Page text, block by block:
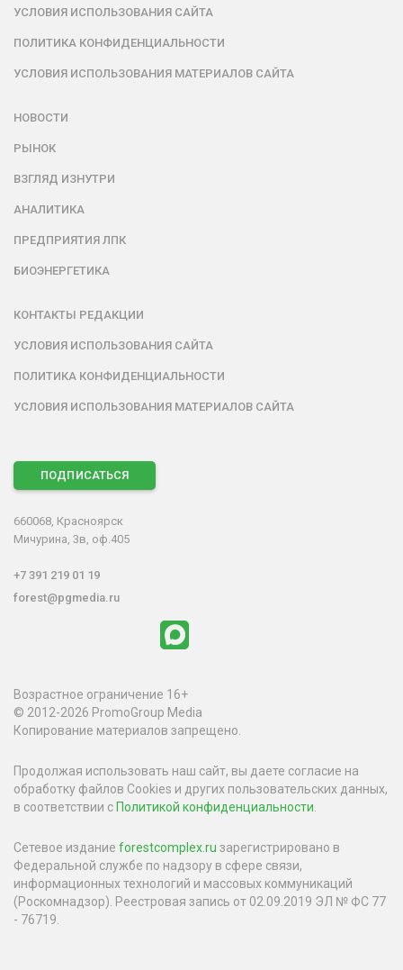
УСЛОВИЯ ИСПОЛЬЗОВАНИЯ САЙТА
ПОЛИТИКА КОНФИДЕНЦИАЛЬНОСТИ
УСЛОВИЯ ИСПОЛЬЗОВАНИЯ МАТЕРИАЛОВ САЙТА
НОВОСТИ
РЫНОК
ВЗГЛЯД ИЗНУТРИ
АНАЛИТИКА
ПРЕДПРИЯТИЯ ЛПК
БИОЭНЕРГЕТИКА
КОНТАКТЫ РЕДАКЦИИ
УСЛОВИЯ ИСПОЛЬЗОВАНИЯ САЙТА
ПОЛИТИКА КОНФИДЕНЦИАЛЬНОСТИ
УСЛОВИЯ ИСПОЛЬЗОВАНИЯ МАТЕРИАЛОВ САЙТА
ПОДПИСАТЬСЯ
660068, Красноярск
Мичурина, 3в, оф.405
+7 391 219 01 19
forest@pgmedia.ru
Возрастное ограничение 16+
© 2012-2026 PromoGroup Media
Копирование материалов запрещено.
Продолжая использовать наш сайт, вы даете согласие на
обработку файлов Cookies и других пользовательских данных,
в соответствии с Политикой конфиденциальности.
Сетевое издание forestcomplex.ru зарегистрировано в
Федеральной службе по надзору в сфере связи,
информационных технологий и массовых коммуникаций
(Роскомнадзор). Реестровая запись от 02.09.2019 ЭЛ № ФС 77
- 76719.